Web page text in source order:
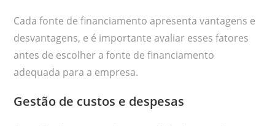
Cada fonte de financiamento apresenta vantagens e
desvantagens, e é importante avaliar esses fatores
antes de escolher a fonte de financiamento
adequada para a empresa.
Gestão de custos e despesas